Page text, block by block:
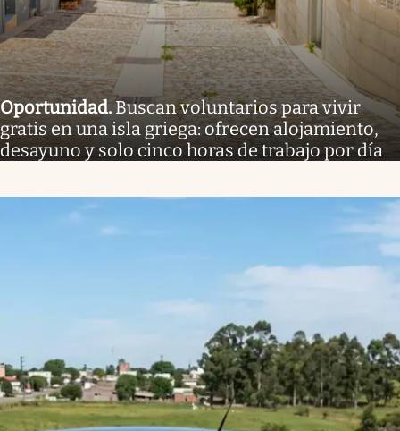
Oportunidad.Buscan voluntarios para vivir
gratis en una isla griega: ofrecen alojamiento,
desayuno y solo cinco horas de trabajo por día